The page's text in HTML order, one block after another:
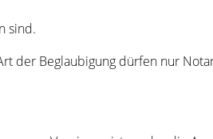
sind.
der Beglaubigung dürfen nur